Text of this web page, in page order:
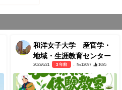
和洋女子大学 産官学・
地域・生涯教育センター
2023/6/21 3 年前 - №12097 1685